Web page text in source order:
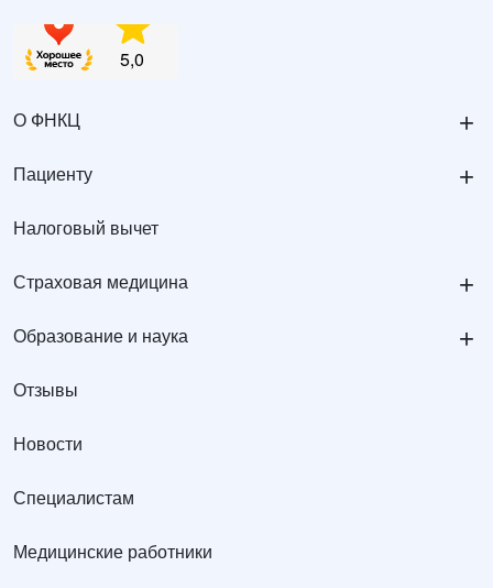
О ФНКЦ +
Пациенту +
Налоговый вычет
Страховая медицина +
Образование и наука +
Отзывы
Новости
Специалистам
Медицинские работники